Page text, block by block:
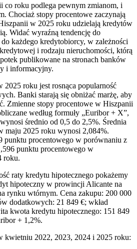
co roku podlega pewnym zmianom, i
Chociaż stopy procentowe zaczynają
w 2025 roku udzielają kredytów
Widać wyraźną tendencję do
każdego kredytobiorcy, w zależności
i rodzaju nieruchomości, którą
publikowane na stronach banków
i informacyjny.
2025 roku jest rosnąca popularność
Banki starają się obniżać marżę, aby
Zmienne stopy procentowe w Hiszpanii
według formuły „Euribor + X”,
średnio od 0,5 do 2,5%. Średnia
maju 2025 roku wynosi 2,084%.
punktu procentowego w porównaniu z
punktu procentowego w
roku.
raty kredytu hipotecznego pokażemy
hipoteczny w prowincji Alicante na
rynku wtórnym. Cena zakupu: 200 000
dodatkowych: 21 849 €; wkład
kwota kredytu hipotecznego: 151 849
+ 1,2%.
kwietniu 2022, 2023, 2024 i 2025 roku: